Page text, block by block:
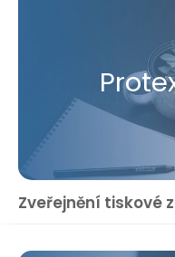
Zveřejnění tiskové